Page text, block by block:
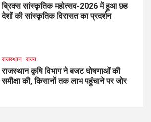
ब्रिक्स सांस्कृतिक महोत्सव-2026 में हुआ छह
देशों की सांस्कृतिक विरासत का प्रदर्शन
राजस्थान राज्य
राजस्थान कृषि विभाग ने बजट घोषणाओं की
समीक्षा की, किसानों तक लाभ पहुंचाने पर जोर